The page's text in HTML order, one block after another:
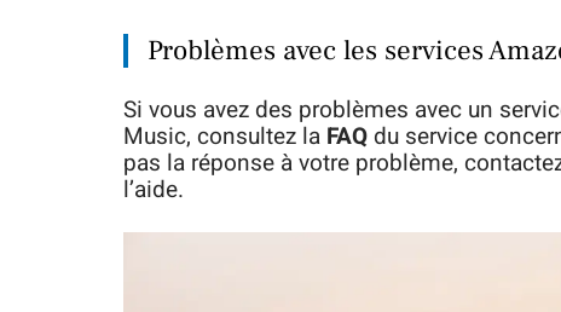
Problèmes avec les services
Si vous avez des problèmes avec un
Music, consultez la FAQ du service
pas la réponse à votre problème,
l’aide.